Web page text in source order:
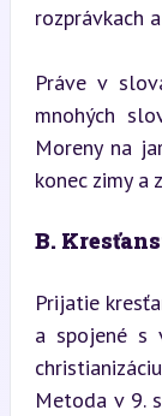
rozprávkach
Práve v
mnohých
Moreny na
konec zimy a
B.
Prijatie
a spojené s
Metoda v 9.